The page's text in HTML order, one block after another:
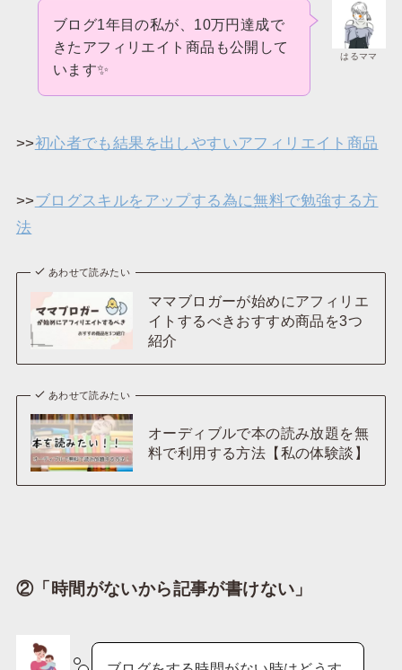
はるママ
ブログ1年目の私が、10万円達成で
きたアフィリエイト商品も公開して
います✨
>>初心者でも結果を出しやすいアフィリエイト商品
>>ブログスキルをアップする為に無料で勉強する方
法
あわせて読みたい
ママブロガーが始めにアフィリエ
イトするべきおすすめ商品を3つ
紹介
あわせて読みたい
オーディブルで本の読み放題を無
料で利用する方法【私の体験談】
②「時間がないから記事が書けない」